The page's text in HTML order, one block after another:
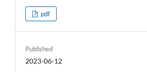
pdf
Published
2023-06-12